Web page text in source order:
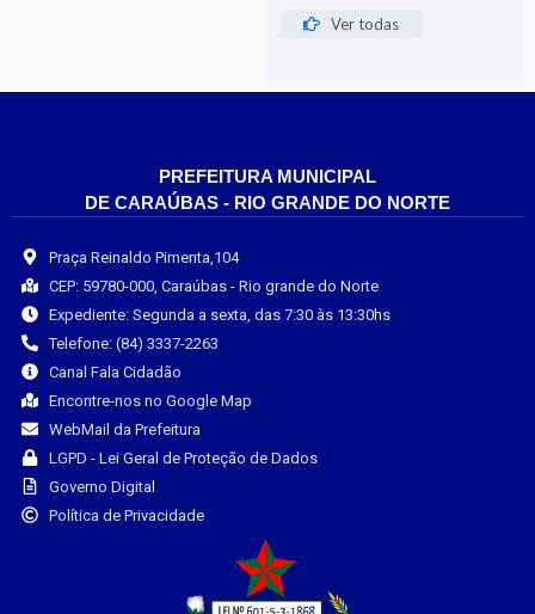
Ver todas
PREFEITURA MUNICIPAL
DE CARAÚBAS - RIO GRANDE DO NORTE
Praça Reinaldo Pimenta,104
CEP: 59780-000, Caraúbas - Rio grande do Norte
Expediente: Segunda a sexta, das 7:30 às 13:30hs
Telefone: (84) 3337-2263
Canal Fala Cidadão
Encontre-nos no Google Map
WebMail da Prefeitura
LGPD - Lei Geral de Proteção de Dados
Governo Digital
Política de Privacidade